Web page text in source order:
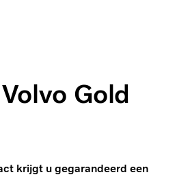
Gold
krijgt u gegarandeerd een